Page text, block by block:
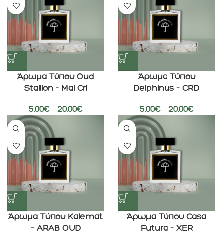
Άρωμα Τύπου Oud
Stallion – Mai Cri
5.00€ – 20.00€
Άρωμα Τύπου
Delphinus – CRD
5.00€ – 20.00€
Άρωμα Τύπου Kalemat
– ARAB OUD
Άρωμα Τύπου Casa
Futura – XER